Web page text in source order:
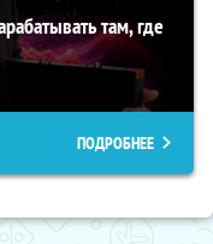
там, где
ПОДРОБНЕЕ